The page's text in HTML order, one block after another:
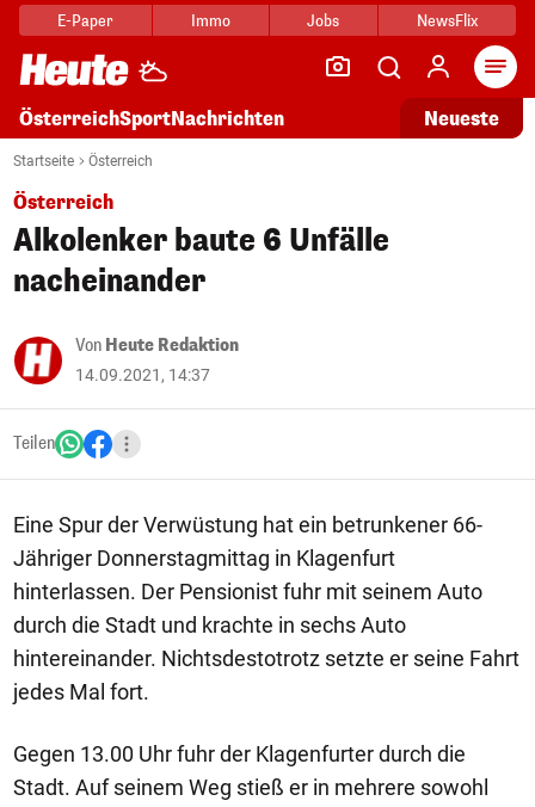
E-Paper Immo Jobs NewsFlix
ÖsterreichSportNachrichten Neueste
Startseite Österreich
Österreich
Alkolenker baute 6 Unfälle
nacheinander
Von Heute Redaktion
14.09.2021, 14:37
Teilen
Eine Spur der Verwüstung hat ein betrunkener 66-
Jähriger Donnerstagmittag in Klagenfurt
hinterlassen. Der Pensionist fuhr mit seinem Auto
durch die Stadt und krachte in sechs Auto
hintereinander. Nichtsdestotrotz setzte er seine Fahrt
jedes Mal fort.
Gegen 13.00 Uhr fuhr der Klagenfurter durch die
Stadt. Auf seinem Weg stieß er in mehrere sowohl